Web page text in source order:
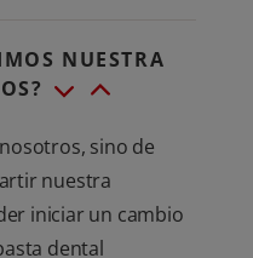
NUESTRA
sino de
nuestra
iniciar un cambio
dental